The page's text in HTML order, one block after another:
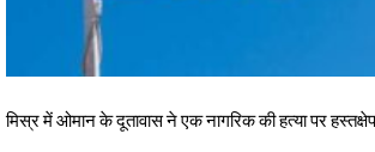
मिस्र में ओमान के दूतावास ने एक नागरिक की हत्या पर